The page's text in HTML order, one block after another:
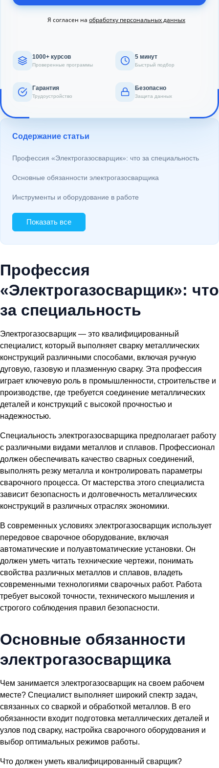
Я согласен на обработку персональных данных
1000+ курсов
Проверенные программы
5 минут
Быстрый подбор
Гарантия
Трудоустройство
Безопасно
Защита данных
Содержание статьи
Профессия «Электрогазосварщик»: что за специальность
Основные обязанности электрогазосварщика
Инструменты и оборудование в работе
Показать все
Профессия
«Электрогазосварщик»: что
за специальность
Электрогазосварщик — это квалифицированный
специалист, который выполняет сварку металлических
конструкций различными способами, включая ручную
дуговую, газовую и плазменную сварку. Эта профессия
играет ключевую роль в промышленности, строительстве и
производстве, где требуется соединение металлических
деталей и конструкций с высокой прочностью и
надежностью.
Специальность электрогазосварщика предполагает работу
с различными видами металлов и сплавов. Профессионал
должен обеспечивать качество сварных соединений,
выполнять резку металла и контролировать параметры
сварочного процесса. От мастерства этого специалиста
зависит безопасность и долговечность металлических
конструкций в различных отраслях экономики.
В современных условиях электрогазосварщик использует
передовое сварочное оборудование, включая
автоматические и полуавтоматические установки. Он
должен уметь читать технические чертежи, понимать
свойства различных металлов и сплавов, владеть
современными технологиями сварочных работ. Работа
требует высокой точности, технического мышления и
строгого соблюдения правил безопасности.
Основные обязанности
электрогазосварщика
Чем занимается электрогазосварщик на своем рабочем
месте? Специалист выполняет широкий спектр задач,
связанных со сваркой и обработкой металлов. В его
обязанности входит подготовка металлических деталей и
узлов под сварку, настройка сварочного оборудования и
выбор оптимальных режимов работы.
Что должен уметь квалифицированный сварщик?